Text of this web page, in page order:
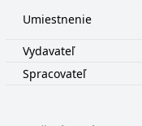
Umiestnenie
Vydavateľ
Spracovateľ